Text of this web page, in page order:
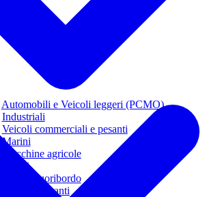
Automobili e Veicoli leggeri (PCMO)
Industriali
Veicoli commerciali e pesanti
Marini
Macchine agricole
Grassi
Moto e fuoribordo
Tutti i lubrificanti